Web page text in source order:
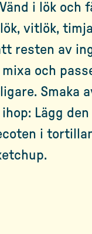
i lök och
vitlök,
resten av
och
Smaka
ihop: Lägg
i